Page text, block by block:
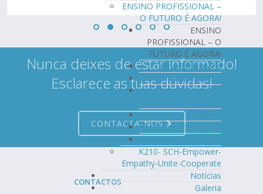
ENSINO PROFISSIONAL –
O FUTURO É AGORA!
ENSINO
PROFISSIONAL – O
FUTURO É AGORA!
Tema/Mobilidade
Participantes
Entidade de
Semana Portuguesa
K210- SCH-Empower-
Empathy-Unite-Cooperate
Notícias
Galeria
Nunca deixes de estar informado!
Esclarece as tuas dúvidas!
CONTACTA-NOS
CONTACTOS